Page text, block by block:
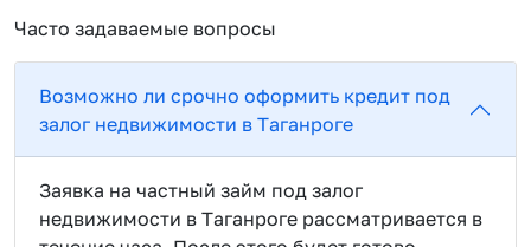
Часто задаваемые вопросы
Возможно ли срочно оформить кредит под
залог недвижимости в Таганроге
Заявка на частный займ под залог
недвижимости в Таганроге рассматривается в